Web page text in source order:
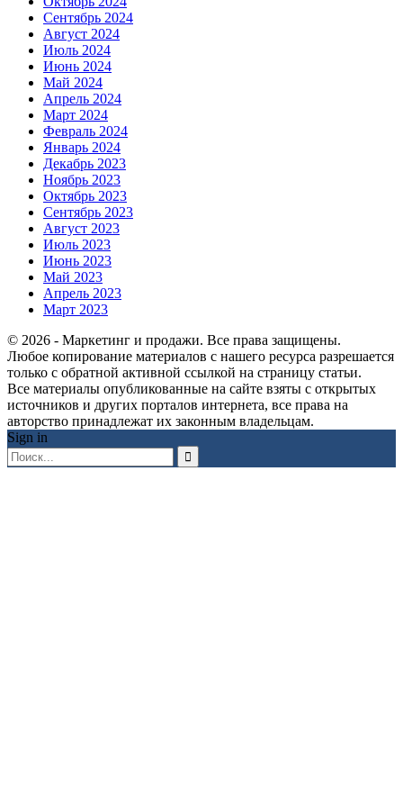
Сентябрь 2024
Август 2024
Июль 2024
Июнь 2024
Май 2024
Апрель 2024
Март 2024
Февраль 2024
Январь 2024
Декабрь 2023
Ноябрь 2023
Октябрь 2023
Сентябрь 2023
Август 2023
Июль 2023
Июнь 2023
Май 2023
Апрель 2023
Март 2023
© 2026 - Маркетинг и продажи. Все права защищены.
Любое копирование материалов с нашего ресурса разрешается
только с обратной активной ссылкой на страницу статьи.
Все материалы опубликованные на сайте взяты с открытых
источников и других порталов интернета, все права на
авторство принадлежат их законным владельцам.
Sign in